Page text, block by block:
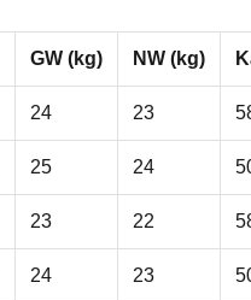
GW (kg) NW (kg)
24 23
25 24
23 22
24 23